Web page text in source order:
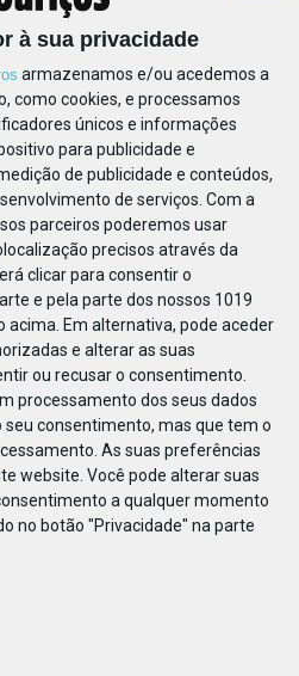
à sua privacidade
armazenamos e/ou acedemos a
como cookies, e processamos
únicos e informações
para publicidade e
de publicidade e conteúdos,
de serviços. Com a
parceiros poderemos usar
precisos através da
clicar para consentir o
e pela parte dos nossos 1019
Em alternativa, pode aceder
e alterar as suas
ou recusar o consentimento.
processamento dos seus dados
seu consentimento, mas que tem o
As suas preferências
website. Você pode alterar suas
a qualquer momento
no botão "Privacidade" na parte